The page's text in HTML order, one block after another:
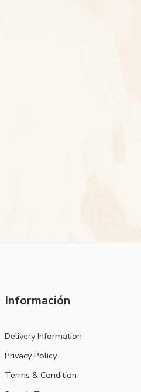
Información
Delivery Information
Privacy Policy
Terms & Condition